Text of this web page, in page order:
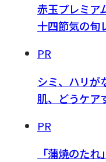
赤玉プレミア
十四節気の旬
PR
シミ、ハリ
肌、どうケア
PR
「蒲焼のた